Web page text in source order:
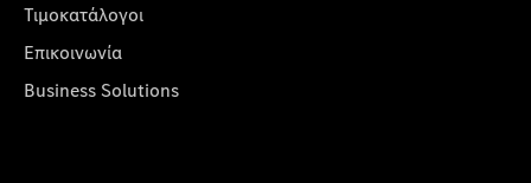
Τιμοκατάλογοι
Επικοινωνία
Business Solutions